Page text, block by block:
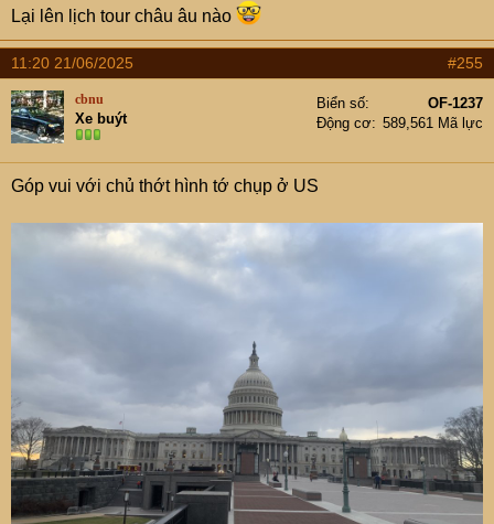
Lại lên lịch tour châu âu nào
11:20 21/06/2025 #255
cbnu
Xe buýt
Biển số
OF-1237
Động cơ
589,561 Mã lực
Góp vui với chủ thớt hình tớ chụp ở US